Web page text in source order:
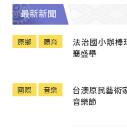
最新新聞
原鄉 體育
法治國小辦棒
襄盛舉
國際 音樂
台澳原民藝術
音樂節